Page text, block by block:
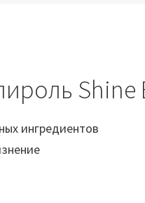
Shine
ингредиентов